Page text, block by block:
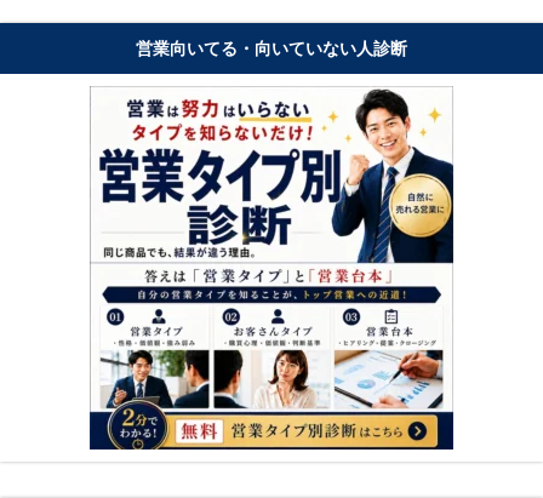
営業向いてる・向いていない人診断